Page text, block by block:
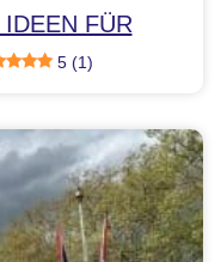
FÜR
5 (1)